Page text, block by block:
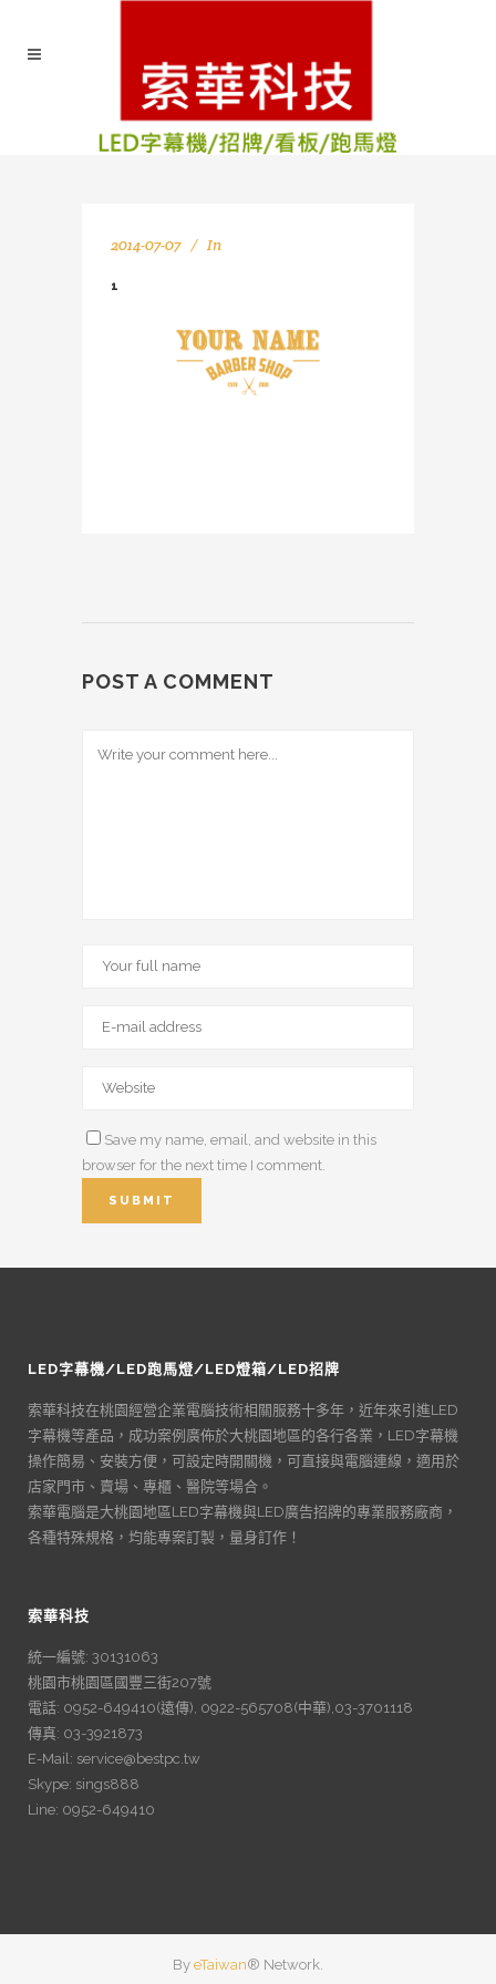
2014-07-07 In
1
POST A COMMENT
Save my name, email, and website in this
browser for the next time I comment.
LED字幕機/LED跑馬燈/LED燈箱/LED招牌
索華科技在桃園經營企業電腦技術相關服務十多年，近年來引進LED
字幕機等產品，成功案例廣佈於大桃園地區的各行各業，LED字幕機
操作簡易、安裝方便，可設定時開關機，可直接與電腦連線，適用於
店家門市、賣場、專櫃、醫院等場合。
索華電腦是大桃園地區LED字幕機與LED廣告招牌的專業服務廠商，
各種特殊規格，均能專案訂製，量身訂作！
索華科技
統一編號: 30131063
桃園市桃園區國豐三街207號
電話: 0952-649410(遠傳), 0922-565708(中華),03-3701118
傳真: 03-3921873
E-Mail: service@bestpc.tw
Skype: sings888
Line: 0952-649410
By eTaiwan® Network.